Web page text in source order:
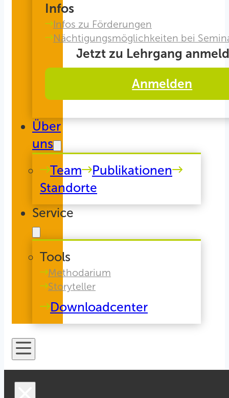
Infos
Infos zu Förderungen
Nächtigungsmöglichkeiten bei
Jetzt zu Lehrgang
Anmelden
Über
uns
Team
Publikationen
Standorte
Service
Tools
Methodarium
Storyteller
Downloadcenter